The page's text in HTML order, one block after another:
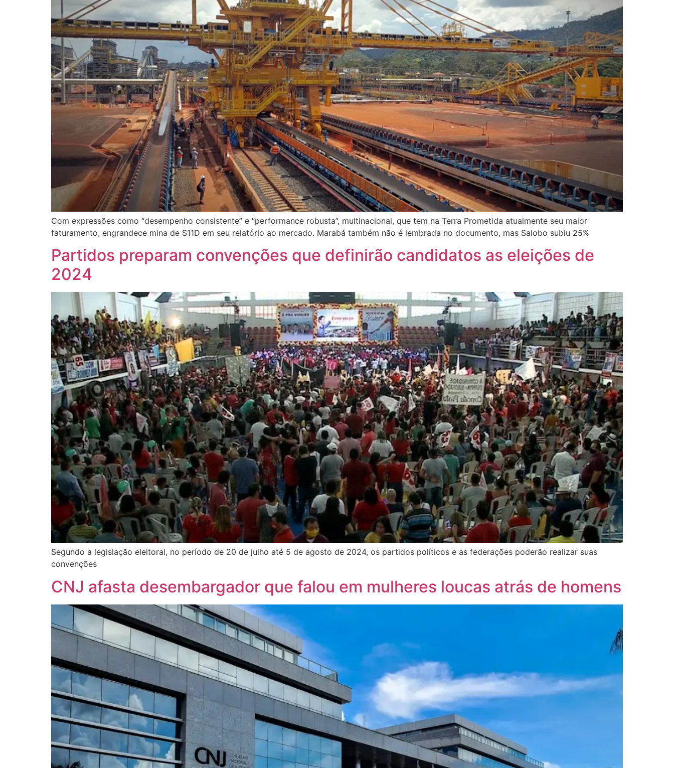
Com expressões como “desempenho consistente” e “performance robusta”, multinacional, que tem na Terra Prometida atualmente seu maior
faturamento, engrandece mina de S11D em seu relatório ao mercado. Marabá também não é lembrada no documento, mas Salobo subiu 25%
Partidos preparam convenções que definirão candidatos as eleições de
2024
Segundo a legislação eleitoral, no período de 20 de julho até 5 de agosto de 2024, os partidos políticos e as federações poderão realizar suas
convenções
CNJ afasta desembargador que falou em mulheres loucas atrás de homens